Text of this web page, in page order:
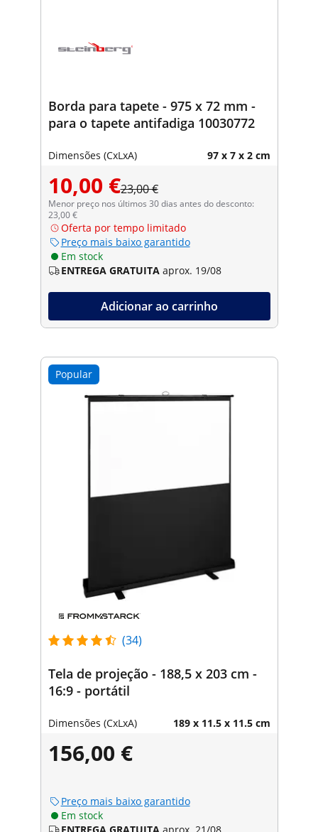
Borda para tapete - 975 x 72 mm -
para o tapete antifadiga 10030772
Dimensões (CxLxA) 97 x 7 x 2 cm
10,00 €23,00 €
Menor preço nos últimos 30 dias antes do desconto:
23,00 €
Oferta por tempo limitado
Preço mais baixo garantido
Em stock
ENTREGA GRATUITA aprox. 19/08
Adicionar ao carrinho
Popular
(34)
Tela de projeção - 188,5 x 203 cm -
16:9 - portátil
Dimensões (CxLxA) 189 x 11.5 x 11.5 cm
156,00 €
Preço mais baixo garantido
Em stock
ENTREGA GRATUITA aprox. 21/08